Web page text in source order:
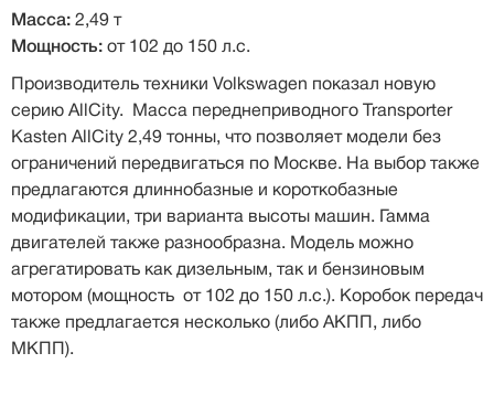
Масса: 2,49 т
Мощность: от 102 до 150 л.с.
Производитель техники Volkswagen показал новую
серию AllCity. Масса переднеприводного Transporter
Kasten AllCity 2,49 тонны, что позволяет модели без
ограничений передвигаться по Москве. На выбор также
предлагаются длиннобазные и короткобазные
модификации, три варианта высоты машин. Гамма
двигателей также разнообразна. Модель можно
агрегатировать как дизельным, так и бензиновым
мотором (мощность от 102 до 150 л.с.). Коробок передач
также предлагается несколько (либо АКПП, либо
МКПП).